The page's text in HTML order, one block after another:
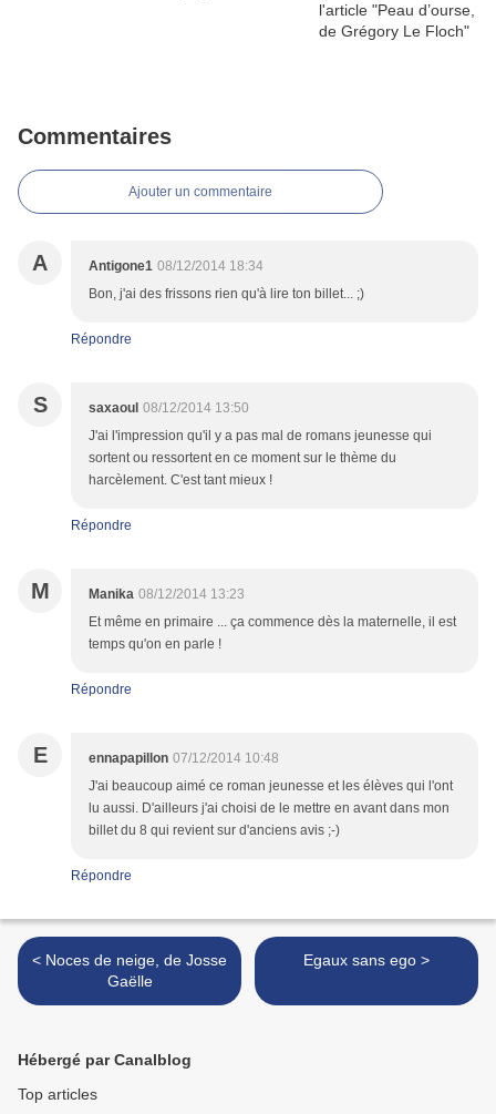
Commentaires
Ajouter un commentaire
A Antigone1 08/12/2014 18:34
Bon, j'ai des frissons rien qu'à lire ton billet... ;)
Répondre
S saxaoul 08/12/2014 13:50
J'ai l'impression qu'il y a pas mal de romans jeunesse qui
sortent ou ressortent en ce moment sur le thème du
harcèlement. C'est tant mieux !
Répondre
M Manika 08/12/2014 13:23
Et même en primaire ... ça commence dès la maternelle, il est
temps qu'on en parle !
Répondre
E ennapapillon 07/12/2014 10:48
J'ai beaucoup aimé ce roman jeunesse et les élèves qui l'ont
lu aussi. D'ailleurs j'ai choisi de le mettre en avant dans mon
billet du 8 qui revient sur d'anciens avis ;-)
Répondre
< Noces de neige, de Josse
Gaëlle
Egaux sans ego >
Hébergé par Canalblog
Top articles